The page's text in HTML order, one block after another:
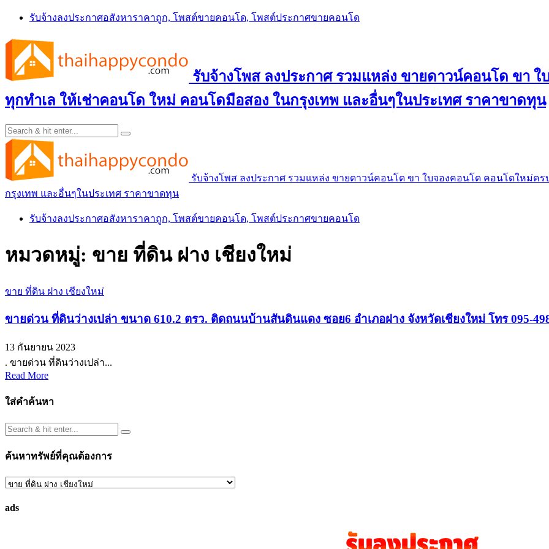
Skip
content
รับจ้างลงประกาศอสังหาราคาถูก, โพสต์ขายคอนโด, โพสต์ประกาศขายคอนโด
รับจ้างโพส ลงประกาศ รวมแหล่ง ขายดาวน์คอนโด ขา
ทุกทำเล ให้เช่าคอนโด ใหม่ คอนโดมือสอง ในกรุงเทพ และอื่นๆในประเทศ ราคาขาดทุน
รับจ้างโพส ลงประกาศ รวมแหล่ง ขายดาวน์คอนโด ขา ใบจองคอนโด คอนโดใหม่ค
กรุงเทพ และอื่นๆในประเทศ ราคาขาดทุน
รับจ้างลงประกาศอสังหาราคาถูก, โพสต์ขายคอนโด, โพสต์ประกาศขายคอนโด
หมวดหมู่: ขาย ที่ดิน ฝาง เชียงใหม่
ขาย ที่ดิน ฝาง เชียงใหม่
ขายด่วน ที่ดินว่างเปล่า ขนาด 610.2 ตรว. ติดถนนบ้านสันดินแดง ซอย6 อำเภอฝาง จังหวัดเชียงใหม่ โทร 095-
13 กันยายน 2023
. ขายด่วน ที่ดินว่างเปล่า...
Read More
ใส่คำค้นหา
ค้นหาทรัพย์ที่คุณต้องการ
ค้นหา
ที่
ads